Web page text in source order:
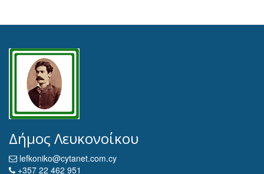
Δήμος Λευκονοίκου
lefkoniko@cytanet.com.cy
+357 22 462 951